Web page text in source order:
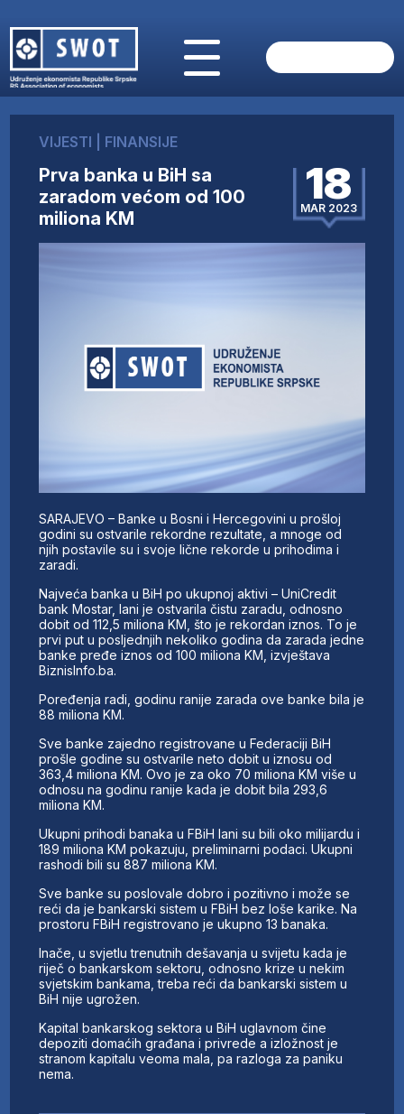
O NAMA
AKTUELNO
ANALIZE
KOMPANIJE
FINANSIJE
UČLANI SE
VIJESTI FINANSIJE
Prva banka u BiH sa
zaradom većom od 100
miliona KM
18
MAR 2023
SARAJEVO – Banke u Bosni i Hercegovini u prošloj
godini su ostvarile rekordne rezultate, a mnoge od
njih postavile su i svoje lične rekorde u prihodima i
zaradi.
Najveća banka u BiH po ukupnoj aktivi – UniCredit
bank Mostar, lani je ostvarila čistu zaradu, odnosno
dobit od 112,5 miliona KM, što je rekordan iznos. To je
prvi put u posljednjih nekoliko godina da zarada jedne
banke pređe iznos od 100 miliona KM, izvještava
BiznisInfo.ba.
Poređenja radi, godinu ranije zarada ove banke bila je
88 miliona KM.
Sve banke zajedno registrovane u Federaciji BiH
prošle godine su ostvarile neto dobit u iznosu od
363,4 miliona KM. Ovo je za oko 70 miliona KM više u
odnosu na godinu ranije kada je dobit bila 293,6
miliona KM.
Ukupni prihodi banaka u FBiH lani su bili oko milijardu i
189 miliona KM pokazuju, preliminarni podaci. Ukupni
rashodi bili su 887 miliona KM.
Sve banke su poslovale dobro i pozitivno i može se
reći da je bankarski sistem u FBiH bez loše karike. Na
prostoru FBiH registrovano je ukupno 13 banaka.
Inače, u svjetlu trenutnih dešavanja u svijetu kada je
riječ o bankarskom sektoru, odnosno krize u nekim
svjetskim bankama, treba reći da bankarski sistem u
BiH nije ugrožen.
Kapital bankarskog sektora u BiH uglavnom čine
depoziti domaćih građana i privrede a izložnost je
stranom kapitalu veoma mala, pa razloga za paniku
nema.